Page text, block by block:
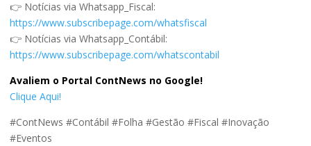
👉 Notícias via Whatsapp_Fiscal:
https://www.subscribepage.com/whatsfiscal
👉 Notícias via Whatsapp_Contábil:
https://www.subscribepage.com/whatscontabil
Avaliem o Portal ContNews no Google!
Clique Aqui!
#ContNews #Contábil #Folha #Gestão #Fiscal #Inovação
#Eventos